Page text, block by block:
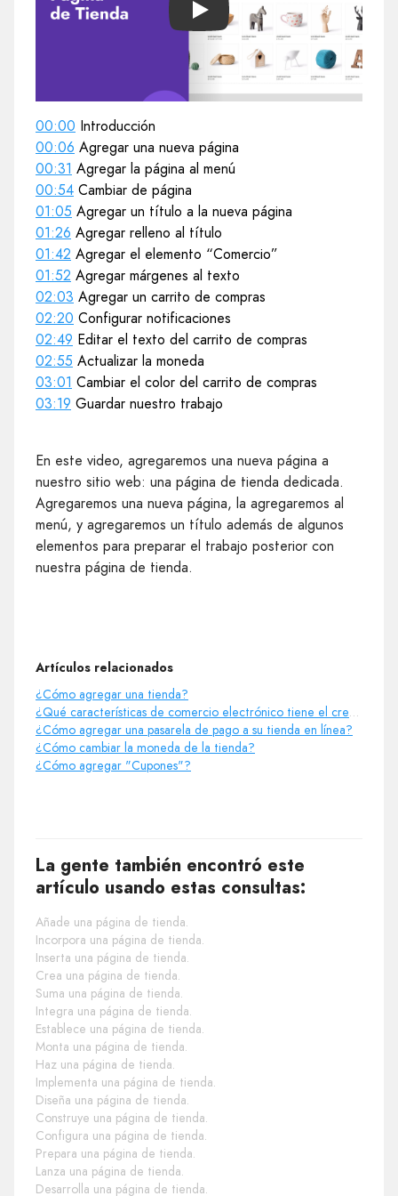
Play
00:00 Introducción
00:06 Agregar una nueva página
00:31 Agregar la página al menú
00:54 Cambiar de página
01:05 Agregar un título a la nueva página
01:26 Agregar relleno al título
01:42 Agregar el elemento “Comercio”
01:52 Agregar márgenes al texto
02:03 Agregar un carrito de compras
02:20 Configurar notificaciones
02:49 Editar el texto del carrito de compras
02:55 Actualizar la moneda
03:01 Cambiar el color del carrito de compras
03:19 Guardar nuestro trabajo
En este video, agregaremos una nueva página a
nuestro sitio web: una página de tienda dedicada.
Agregaremos una nueva página, la agregaremos al
menú, y agregaremos un título además de algunos
elementos para preparar el trabajo posterior con
nuestra página de tienda.
Artículos relacionados
¿Cómo agregar una tienda?
¿Qué características de comercio electrónico tiene el creador de sitios web?
¿Cómo agregar una pasarela de pago a su tienda en línea?
¿Cómo cambiar la moneda de la tienda?
¿Cómo agregar "Cupones"?
La gente también encontró este
artículo usando estas consultas:
Añade una página de tienda.
Incorpora una página de tienda.
Inserta una página de tienda.
Crea una página de tienda.
Suma una página de tienda.
Integra una página de tienda.
Establece una página de tienda.
Monta una página de tienda.
Haz una página de tienda.
Implementa una página de tienda.
Diseña una página de tienda.
Construye una página de tienda.
Configura una página de tienda.
Prepara una página de tienda.
Lanza una página de tienda.
Desarrolla una página de tienda.